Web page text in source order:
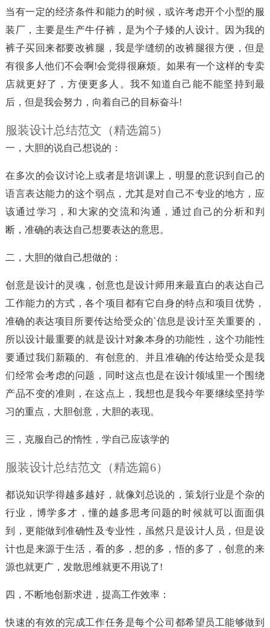
当有一定的经济条件和能力的时候，或许考虑开个小型的服
装厂，主要是生产牛仔裤，是为个子矮的人设计。因为我的
裤子买回来都要改裤腿，我是学缝纫的改裤腿很方便，但是
有很多人他们不会啊!会觉得很麻烦。如果有一个这样的专卖
店就更好了，方便更多人。我不知道自己能不能坚持到最
后，但是我会努力，向着自己的目标奋斗!
服装设计总结范文（精选篇5）
一，大胆的说自己想说的：
在多次的会议讨论上或者是培训课上，明显的意识到自己的
语言表达能力的这个弱点，尤其是对自己不专业的地方，应
该通过学习，和大家的交流和沟通，通过自己的分析和判
断，准确的表达自己想要表达的意思。
二，大胆的做自己想做的：
创意是设计的灵魂，创意也是设计师用来最直白的表达自己
工作能力的方式，各个项目都有它自身的特点和项目优势，
准确的表达项目所要传达给受众的`信息是设计至关重要的，
所以设计最重要的就是设计对象本身的功能性，这个功能性
要通过我们新颖的、有创意的、并且准确的传达给受众是我
们经常会考虑的问题，同时这点也是在设计领域里一个围绕
产品不变的准则，在这点上，我想也是我今年要继续坚持学
习的重点，大胆创意，大胆的表现。
三，克服自己的惰性，学自己应该学的
服装设计总结范文（精选篇6）
都说知识学得越多越好，就像刘总说的，策划行业是个杂的
行业，博学多才，懂的越多思考问题的时候就可以面面俱
到，更能做到准确性及专业性，虽然只是设计人员，但是设
计也是来源于生活，看的多，想的多，悟的多了，创意的来
源也就更广，发散思维就更不用说了!
四，不断地创新求进，提高工作效率：
快速的有效的完成工作任务是每个公司都希望员工能够做到